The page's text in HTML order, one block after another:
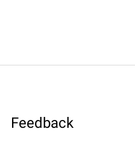
Feedback